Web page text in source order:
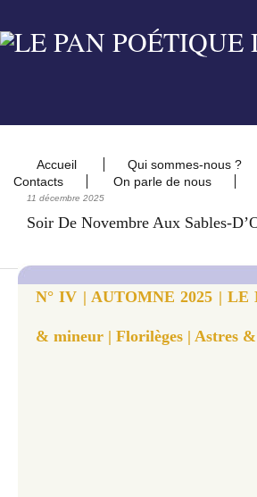
Accueil Qui sommes-nous ?
Contacts
On parle de nous
11 décembre 2025
Soir De Novembre Aux Sables-
N° IV | AUTOMNE 2025 |
& mineur | Florilèges | Astres